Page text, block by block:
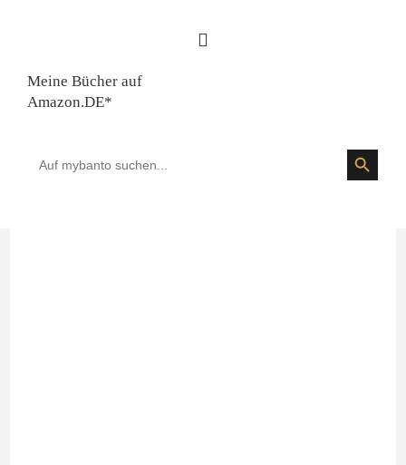
Meine Bücher auf
Amazon.DE*
for:
SEARCH BUTTON